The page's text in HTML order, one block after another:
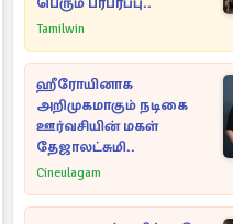
Tamilwin
ஹீரோயினாக
அறிமுகமாகும் நடிகை
ஊர்வசியின் மகள்
தேஜாலட்சுமி..
Cineulagam